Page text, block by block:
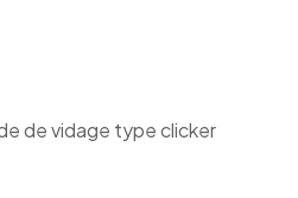
de vidage type clicker